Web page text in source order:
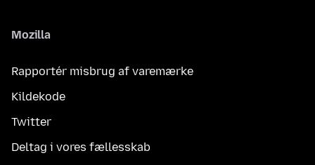
Mozilla
Rapportér misbrug af varemærke
Kildekode
Twitter
Deltag i vores fællesskab